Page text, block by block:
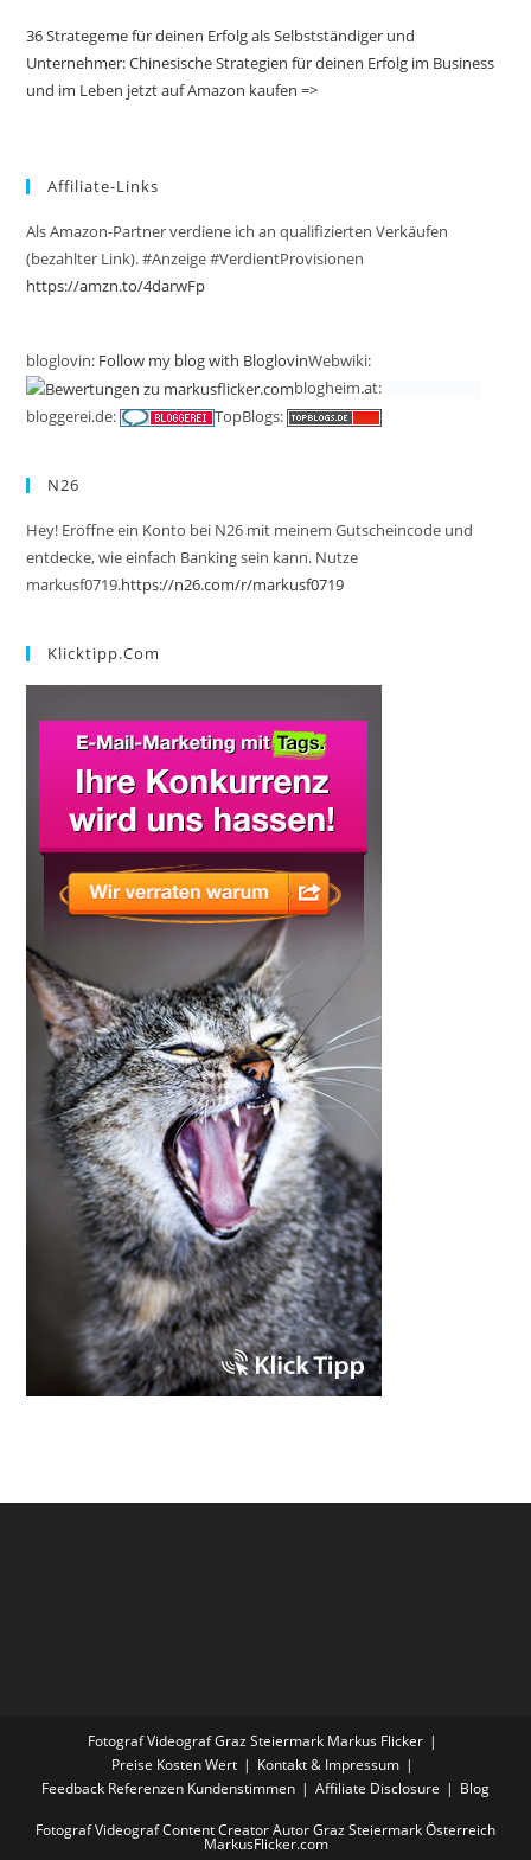
36 Strategeme für deinen Erfolg als Selbstständiger und
Unternehmer: Chinesische Strategien für deinen Erfolg im Business
und im Leben jetzt auf Amazon kaufen =>
Affiliate-Links
Als Amazon-Partner verdiene ich an qualifizierten Verkäufen
(bezahlter Link). #Anzeige #VerdientProvisionen
https://amzn.to/4darwFp
bloglovin: Follow my blog with BloglovinWebwiki:
blogheim.at:
bloggerei.de:
TopBlogs:
N26
Hey! Eröffne ein Konto bei N26 mit meinem Gutscheincode und
entdecke, wie einfach Banking sein kann. Nutze
markusf0719.https://n26.com/r/markusf0719
Klicktipp.com
Fotograf Videograf Graz Steiermark Markus Flicker
Preise Kosten Wert
Kontakt & Impressum
Feedback Referenzen Kundenstimmen
Affiliate Disclosure Blog
Fotograf Videograf Content Creator Autor Graz Steiermark Österreich
MarkusFlicker.com